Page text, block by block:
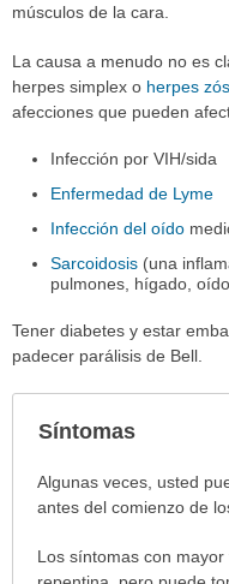
músculos de la cara.
La causa a menudo no es
herpes simplex o herpes
afecciones que pueden
Infección por VIH/sida
Enfermedad de Lyme
Infección del oído
Sarcoidosis (una
pulmones, hígado,
Tener diabetes y estar
padecer parálisis de Bell.
Síntomas
Síntomas
extendido.
Algunas veces, usted
antes del comienzo de
Los síntomas con